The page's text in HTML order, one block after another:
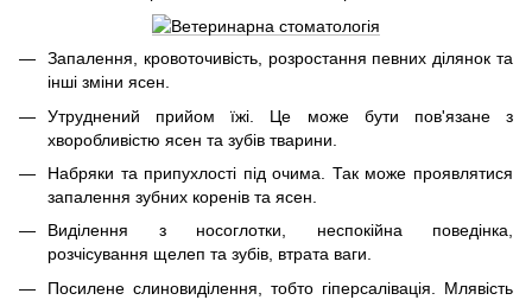
Запалення, кровоточивість, розростання певних ділянок та
інші зміни ясен.
Утруднений прийом їжі. Це може бути пов'язане з
хворобливістю ясен та зубів тварини.
Набряки та припухлості під очима. Так може проявлятися
запалення зубних коренів та ясен.
Виділення з носоглотки, неспокійна поведінка,
розчісування щелеп та зубів, втрата ваги.
Посилене слиновиділення, тобто гіперсалівація. Млявість